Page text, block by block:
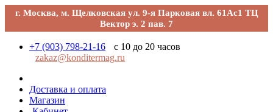
г. Москва, м. Щелковская ул. 9-я Парковая вл. 61Ас1 ТЦ
Вектор э. 2 пав. 7
+7 (903) 798-21-16
с 10 до 20 часов
zakaz@konditermag.ru
Доставка и оплата
Магазин